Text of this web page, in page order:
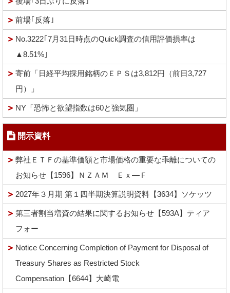
前場｢反落｣
No.3222｢7月31日時点のQuick調査の信用評価損率は
▲8.51%｣
寄前「日経平均採用銘柄のＥＰＳは3,812円（前日3,727
円）」
NY「恐怖と欲望指数は60と強気圏」
開示資料
弊社ＥＴＦの基準価額と市場価格の重要な乖離についての
お知らせ【1596】ＮＺＡＭ Ｅｘ―Ｆ
2027年３月期 第１四半期決算説明資料【3634】ソケッツ
第三者割当増資の結果に関するお知らせ【593A】ティア
フォー
Notice Concerning Completion of Payment for Disposal of
Treasury Shares as Restricted Stock
Compensation【6644】大崎電